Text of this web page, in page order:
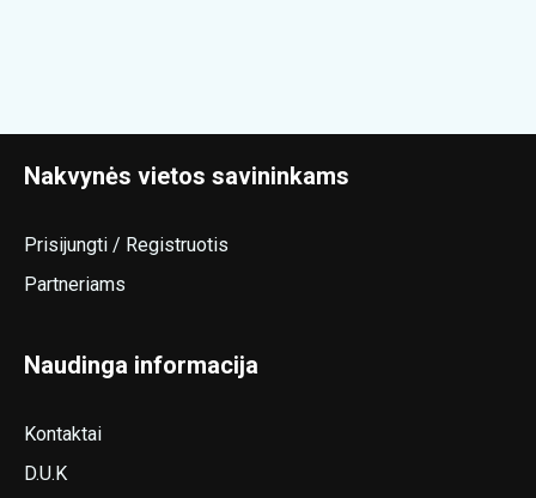
Nakvynės vietos savininkams
Prisijungti / Registruotis
Partneriams
Naudinga informacija
Kontaktai
D.U.K